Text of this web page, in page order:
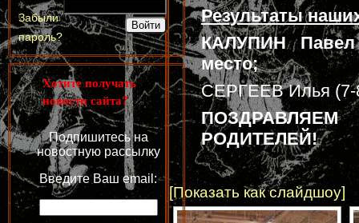
Результаты
КАЛУПИН
место;
СЕРГЕЕВ Илья (7-
РОДИТЕЛЕЙ!
[Показать как слайдшоу]
Забыли
пароль?
Хотите получать
новости сайта?
Подпишитесь на
новостную рассылку
Введите Ваш email: